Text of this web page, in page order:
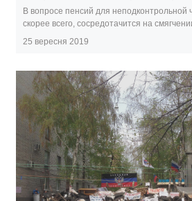
В вопросе пенсий для неподконтрольной
скорее всего, сосредотачится на
25 вересня 2019